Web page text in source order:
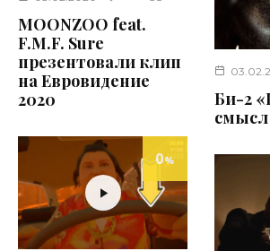
MOONZOO feat.
F.M.F. Sure
презентовали клип
на Евровидение
2020
0%
Би-2